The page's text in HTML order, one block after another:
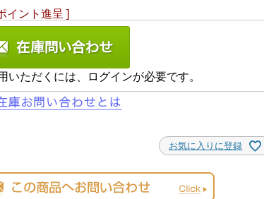
イント進呈 ]
いただくには、ログインが必要です。
お気に入りに登録